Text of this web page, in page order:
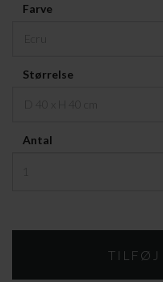
Farve
Størrelse
Antal